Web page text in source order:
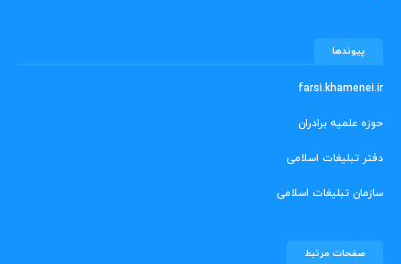
پیوندها
farsi.khamenei.ir
حوزه علمیه برادران
دفتر تبلیغات اسلامی
سازمان تبلیغات اسلامی
صفحات مرتبط